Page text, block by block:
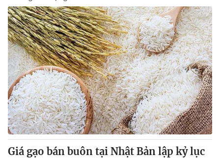
Giá gạo bán buôn tại Nhật Bản lập kỷ lục